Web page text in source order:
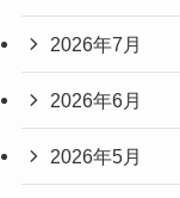
2026年7月
2026年6月
2026年5月